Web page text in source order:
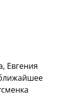
Евгения